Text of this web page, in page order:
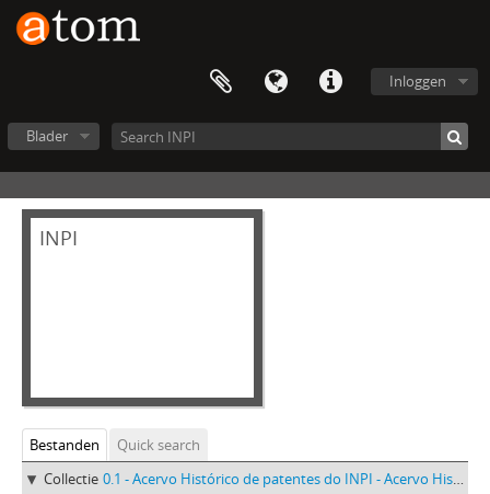
Inloggen
Blader
INPI
Bestanden
Quick search
Collectie 0.1 - Acervo Histórico de patentes do INPI - Acervo Histórico de patentes do INPI